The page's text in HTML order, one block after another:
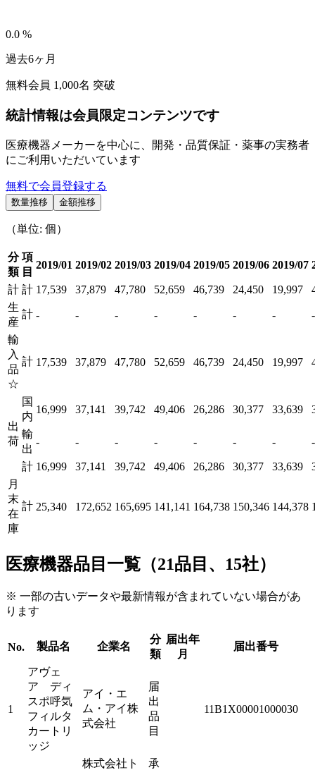
0.0 %
過去6ヶ月
無料会員 1,000名 突破
統計情報は会員限定コンテンツです
医療機器メーカーを中心に、開発・品質保証・薬事の実務者
にご利用いただいています
無料で会員登録する
数量推移 金額推移
（単位: 個）
分
類
項
目
2019/01 2019/02 2019/03 2019/04 2019/05 2019/06 2019/07
計 計 17,539 37,879 47,780 52,659 46,739 24,450 19,997
生
産
計 - - - - - - - -
輸
入
品
☆
計 17,539 37,879 47,780 52,659 46,739 24,450 19,997
出
荷
国
内
16,999 37,141 39,742 49,406 26,286 30,377 33,639
輸
出
- - - - - - - -
計 16,999 37,141 39,742 49,406 26,286 30,377 33,639
月
末
在
庫
計 25,340 172,652 165,695 141,141 164,738 150,346 144,378
医療機器品目一覧（21品目、15社）
※ 一部の古いデータや最新情報が含まれていない場合があ
ります
No. 製品名 企業名
分
類
届出年
月
届出番号
1
アヴェ
ア ディ
スポ呼気
フィルタ
カートリ
ッジ
アイ・エ
ム・アイ株
式会社
届
出
品
目
11B1X00001000030
株式会社ト
承